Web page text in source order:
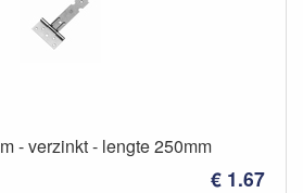
- verzinkt - lengte 250mm
€ 1.67